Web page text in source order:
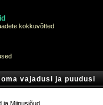
kokkuvõtted
vajadusi ja puudusi
ja Miinusjõud